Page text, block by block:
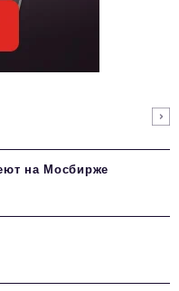
на Мосбирже